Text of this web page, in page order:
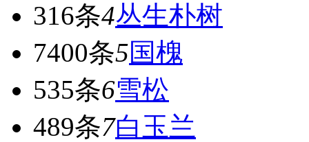
316条4丛生朴树
7400条5国槐
535条6雪松
489条7白玉兰